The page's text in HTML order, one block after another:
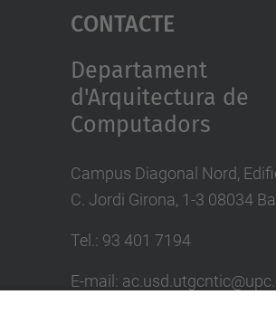
Contacte
Departament
d'Arquitectura de
Computadors
Campus Diagonal Nord,
C. Jordi Girona, 1-3 08034
Tel.: 93 401 7194
E-mail: